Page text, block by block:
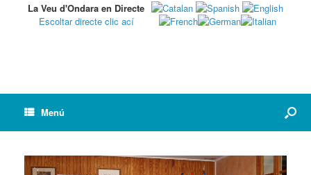
La Veu d'Ondara en Directe
Escoltar directe clic ací
Menú